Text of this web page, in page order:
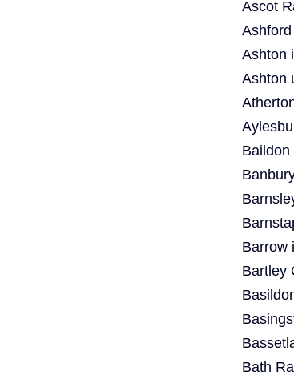
Ascot
Ashton
Ashton
Baildon
Barrow
Bartley
Bath